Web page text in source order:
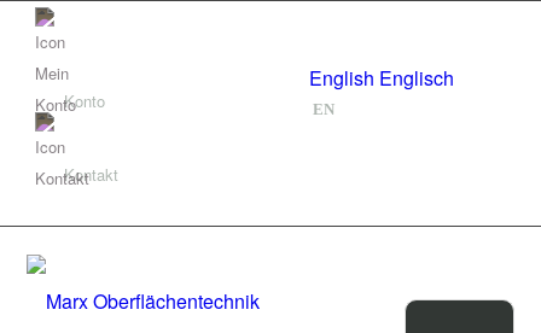
Konto
Kontakt
English Englisch
EN